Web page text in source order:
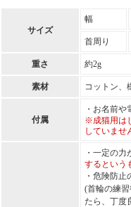
サイズ
幅
首周り
重さ 約2g
素材 コットン、
付属
・お名前
※成猫用は
していませ
・一定の力
するという
・危険防止
(首輪の練
たら、丁度